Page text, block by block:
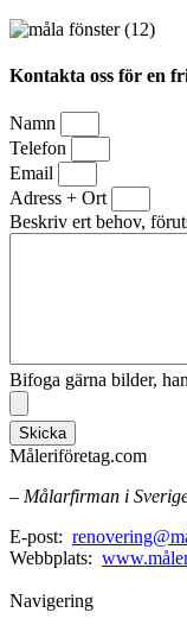
Kontakta oss för en
Namn
Telefon
Email
Adress + Ort
Beskriv ert behov,
Bifoga gärna bilder,
Skicka
Måleriföretag.com
– Målarfirman i
E-post:
Webbplats:
Navigering